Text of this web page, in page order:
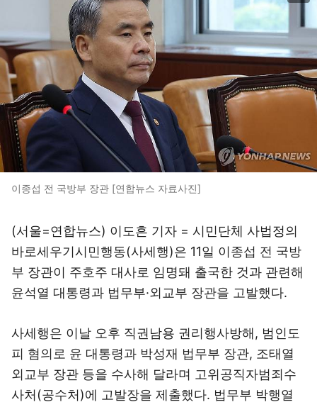
이종섭 전 국방부 장관 [연합뉴스 자료사진]
(서울=연합뉴스) 이도흔 기자 = 시민단체 사법정의
바로세우기시민행동(사세행)은 11일 이종섭 전 국방
부 장관이 주호주 대사로 임명돼 출국한 것과 관련해
윤석열 대통령과 법무부·외교부 장관을 고발했다.
사세행은 이날 오후 직권남용 권리행사방해, 범인도
피 혐의로 윤 대통령과 박성재 법무부 장관, 조태열
외교부 장관 등을 수사해 달라며 고위공직자범죄수
사처(공수처)에 고발장을 제출했다. 법무부 박행열